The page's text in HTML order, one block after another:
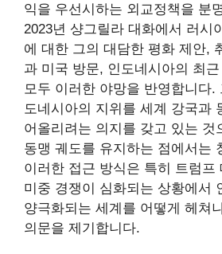
익을 우선시하는 외교정책을 분
2023년 샹그릴라 대화에서 러시
에 대한 그의 대담한 평화 제안,
과 미국 방문, 인도네시아의 최
모두 이러한 야망을 반영합니다.
도네시아의 지위를 세계 강국과
어올리려는 의지를 갖고 있는 것
동맹 궤도를 유지하는 점에서는
이러한 접근 방식은 특히 트럼프
미중 경쟁이 심화되는 상황에서
양극화되는 세계를 어떻게 헤쳐
의문을 제기합니다.